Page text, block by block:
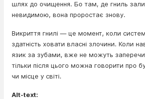
шлях до очищення. Бо там, де гниль
невидимою, вона проростає знову.
Викриття гнилі — це момент, коли
здатність ховати власні злочини. Коли
язик за зубами, вже не можуть
тільки після цього можна говорити про
чи місце у світі.
Alt-text: